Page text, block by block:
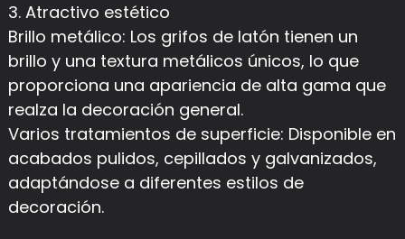
3. Atractivo estético
Brillo metálico: Los grifos de latón tienen un
brillo y una textura metálicos únicos, lo que
proporciona una apariencia de alta gama que
realza la decoración general.
Varios tratamientos de superficie: Disponible en
acabados pulidos, cepillados y galvanizados,
adaptándose a diferentes estilos de
decoración.